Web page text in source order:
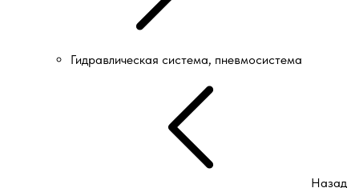
Гидравлическая система, пневмосистема
Назад